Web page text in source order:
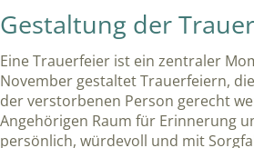
Gestaltung der
Eine Trauerfeier ist ein zentraler
November gestaltet Trauerfeiern,
der verstorbenen Person gerecht
Angehörigen Raum für Erinnerung
persönlich, würdevoll und mit